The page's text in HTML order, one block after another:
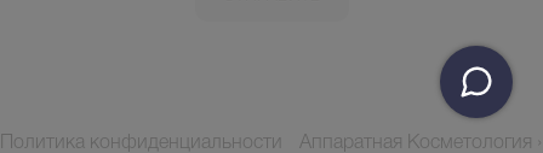
Политика конфиденциальности Аппаратная Косметология ›